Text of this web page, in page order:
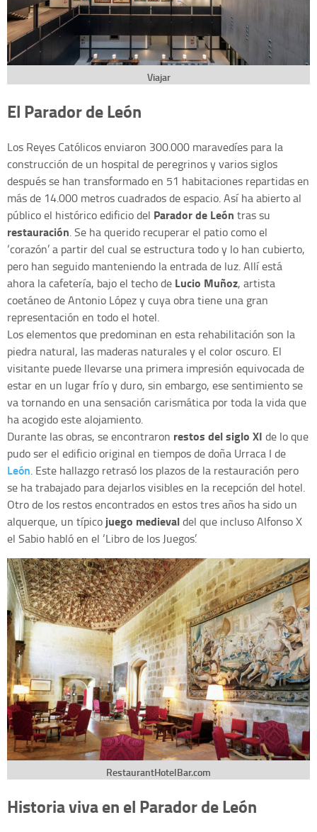
Viajar
El Parador de León
Los Reyes Católicos enviaron 300.000 maravedíes para la
construcción de un hospital de peregrinos y varios siglos
después se han transformado en 51 habitaciones repartidas en
más de 14.000 metros cuadrados de espacio. Así ha abierto al
público el histórico edificio del Parador de León tras su
restauración. Se ha querido recuperar el patio como el
‘corazón’ a partir del cual se estructura todo y lo han cubierto,
pero han seguido manteniendo la entrada de luz. Allí está
ahora la cafetería, bajo el techo de Lucio Muñoz, artista
coetáneo de Antonio López y cuya obra tiene una gran
representación en todo el hotel.
Los elementos que predominan en esta rehabilitación son la
piedra natural, las maderas naturales y el color oscuro. El
visitante puede llevarse una primera impresión equivocada de
estar en un lugar frío y duro, sin embargo, ese sentimiento se
va tornando en una sensación carismática por toda la vida que
ha acogido este alojamiento.
Durante las obras, se encontraron restos del siglo XI de lo que
pudo ser el edificio original en tiempos de doña Urraca I de
León. Este hallazgo retrasó los plazos de la restauración pero
se ha trabajado para dejarlos visibles en la recepción del hotel.
Otro de los restos encontrados en estos tres años ha sido un
alquerque, un típico juego medievaldel que incluso Alfonso X
el Sabio habló en el ‘Libro de los Juegos’.
RestaurantHotelBar.com
Historia viva en el Parador de León